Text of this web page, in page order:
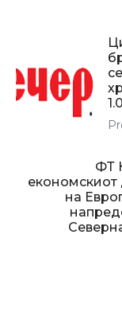
ФТ
економскиот
на